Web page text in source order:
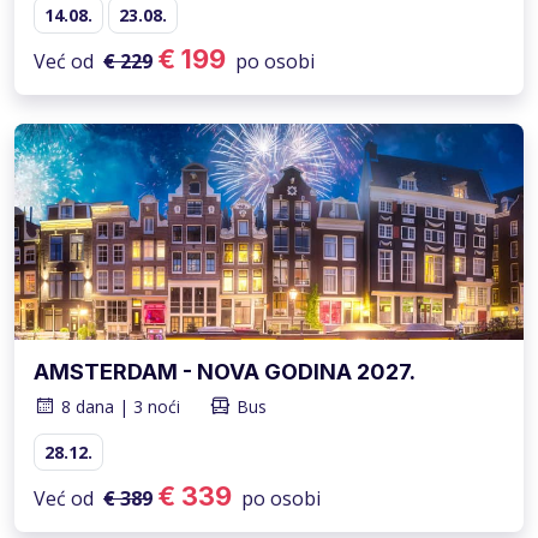
14.08.
23.08.
Već od € 229 € 199 po osobi
AMSTERDAM - NOVA GODINA 2027.
8 dana | 3 noći
Bus
28.12.
Već od € 389 € 339 po osobi